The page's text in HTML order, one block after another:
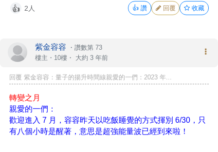
👍 2人 👍 讚 回覆 收藏
紫金容容 ・ 讚數第 73
樓主 ・10樓・ 大約 3 年前
回覆 紫金容容：量子的揚升時間線親愛的一們：2023 年...
轉變之月
親愛的一們：
歡迎進入 7 月，容容昨天以吃飯睡覺的方式揮別 6/30，只
有八個小時是醒著，意思是超強能量波已經到來啦！